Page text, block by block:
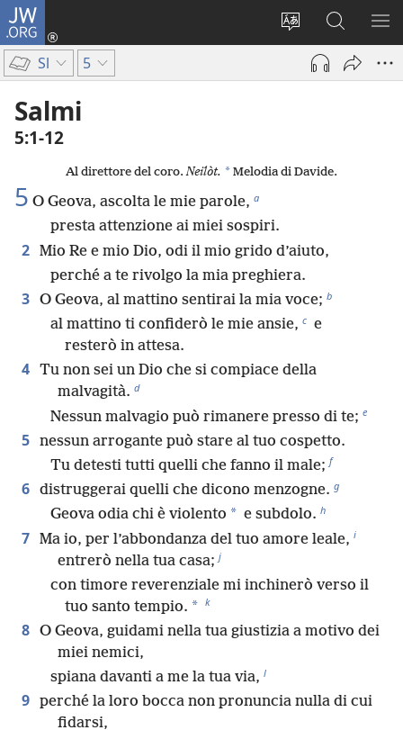
JW.ORG
Modificare
lingua
Accedi
(apre
Cerca
JW.ORG
Sl 5
Salmi
5:1-12
Al direttore del coro.Neilòt. * Melodia di Davide.
5 O Geova, ascolta le mie parole, a
presta attenzione ai miei sospiri.
2 Mio Re e mio Dio, odi il mio grido d’aiuto,
perché a te rivolgo la mia preghiera.
3 O Geova, al mattino sentirai la mia voce; b
al mattino ti confiderò le mie ansie, c e
resterò in attesa.
4 Tu non sei un Dio che si compiace della
malvagità. d
Nessun malvagio può rimanere presso di te; e
5 nessun arrogante può stare al tuo cospetto.
Tu detesti tutti quelli che fanno il male; f
6 distruggerai quelli che dicono menzogne. g
Geova odia chi è violento * e subdolo. h
7 Ma io, per l’abbondanza del tuo amore leale, i
entrerò nella tua casa; j
con timore reverenziale mi inchinerò verso il
tuo santo tempio. * k
8 O Geova, guidami nella tua giustizia a motivo dei
miei nemici,
spiana davanti a me la tua via, l
9 perché la loro bocca non pronuncia nulla di cui
fidarsi,